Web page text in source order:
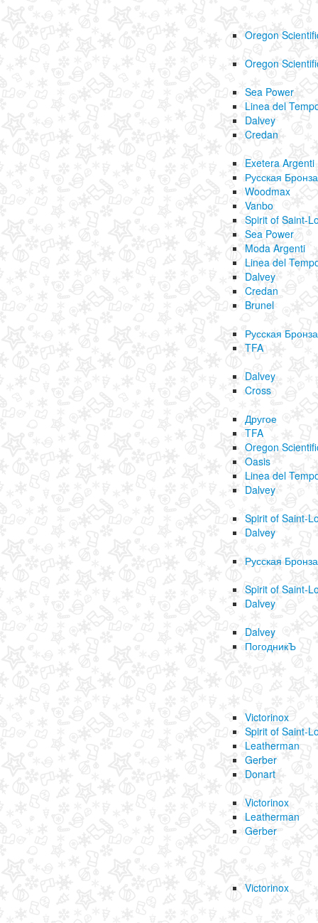
Oregon
Oregon
Sea Power
Linea del
Dalvey
Credan
Exetera Argenti
Русская Бронза
Woodmax
Vanbo
Spirit of Saint-
Sea Power
Moda Argenti
Linea del
Dalvey
Credan
Brunel
Русская Бронза
TFA
Dalvey
Cross
Другое
TFA
Oregon
Oasis
Linea del
Dalvey
Spirit of Saint-
Dalvey
Русская Бронза
Spirit of Saint-
Dalvey
Dalvey
ПогодникЪ
Victorinox
Spirit of Saint-
Leatherman
Gerber
Donart
Victorinox
Leatherman
Gerber
Victorinox